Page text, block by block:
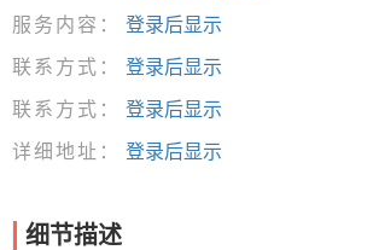
服务内容：
登录后显示
联系方式：
登录后显示
联系方式：
登录后显示
详细地址：
登录后显示
细节描述